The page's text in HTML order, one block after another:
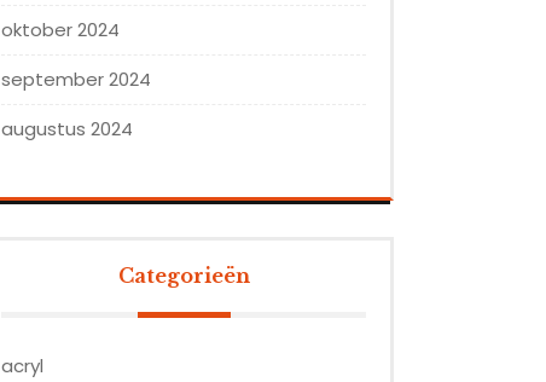
oktober 2024
september 2024
augustus 2024
Categorieën
acryl